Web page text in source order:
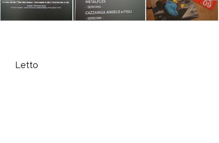
Letto